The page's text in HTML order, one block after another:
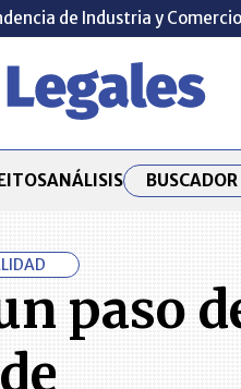
de Industria y Comercio
ANÁLISIS
paso